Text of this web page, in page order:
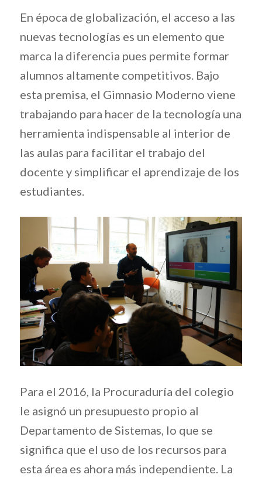
En época de globalización, el acceso a las
nuevas tecnologías es un elemento que
marca la diferencia pues permite formar
alumnos altamente competitivos. Bajo
esta premisa, el Gimnasio Moderno viene
trabajando para hacer de la tecnología una
herramienta indispensable al interior de
las aulas para facilitar el trabajo del
docente y simplificar el aprendizaje de los
estudiantes.
Para el 2016, la Procuraduría del colegio
le asignó un presupuesto propio al
Departamento de Sistemas, lo que se
significa que el uso de los recursos para
esta área es ahora más independiente. La